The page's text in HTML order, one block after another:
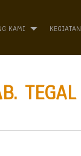
KAMI KEGIATAN
TEGAL